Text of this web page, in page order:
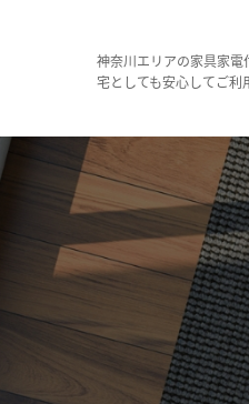
神奈川エリアの家具家
宅としても安心してご利